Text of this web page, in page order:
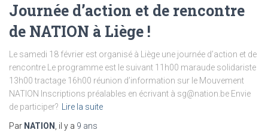
Journée d’action et de rencontre
de NATION à Liège !
Le samedi 18 février est organisé à Liège une journée d’action et de
rencontre Le programme est le suivant 11h00 maraude solidariste
13h00 tractage 16h00 réunion d’information sur le Mouvement
NATION Inscriptions préalables en écrivant à sg@nation.be Envie
de participer?
Lire la suite
Par NATION , il y a 9 ans